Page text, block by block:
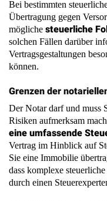
Vertragsgestaltungen
können.
Grenzen der
Der Notar darf und muss
eine umfassende
Vertrag im Hinblick auf
Sie eine Immobilie
dass komplexe
durch einen
Dokumentation der
In der Regel wird der